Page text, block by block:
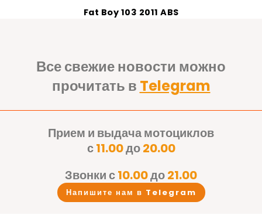
Fat Boy 103 2011 ABS
Все свежие новости можно
прочитать в Telegram
Прием и выдача мотоциклов
с11.00до20.00
Звонки с10.00до21.00
Напишите нам в Telegram